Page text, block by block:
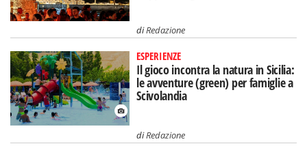
diRedazione
ESPERIENZE
Il gioco incontra la natura in Sicilia:
le avventure (green) per famiglie a
Scivolandia
diRedazione